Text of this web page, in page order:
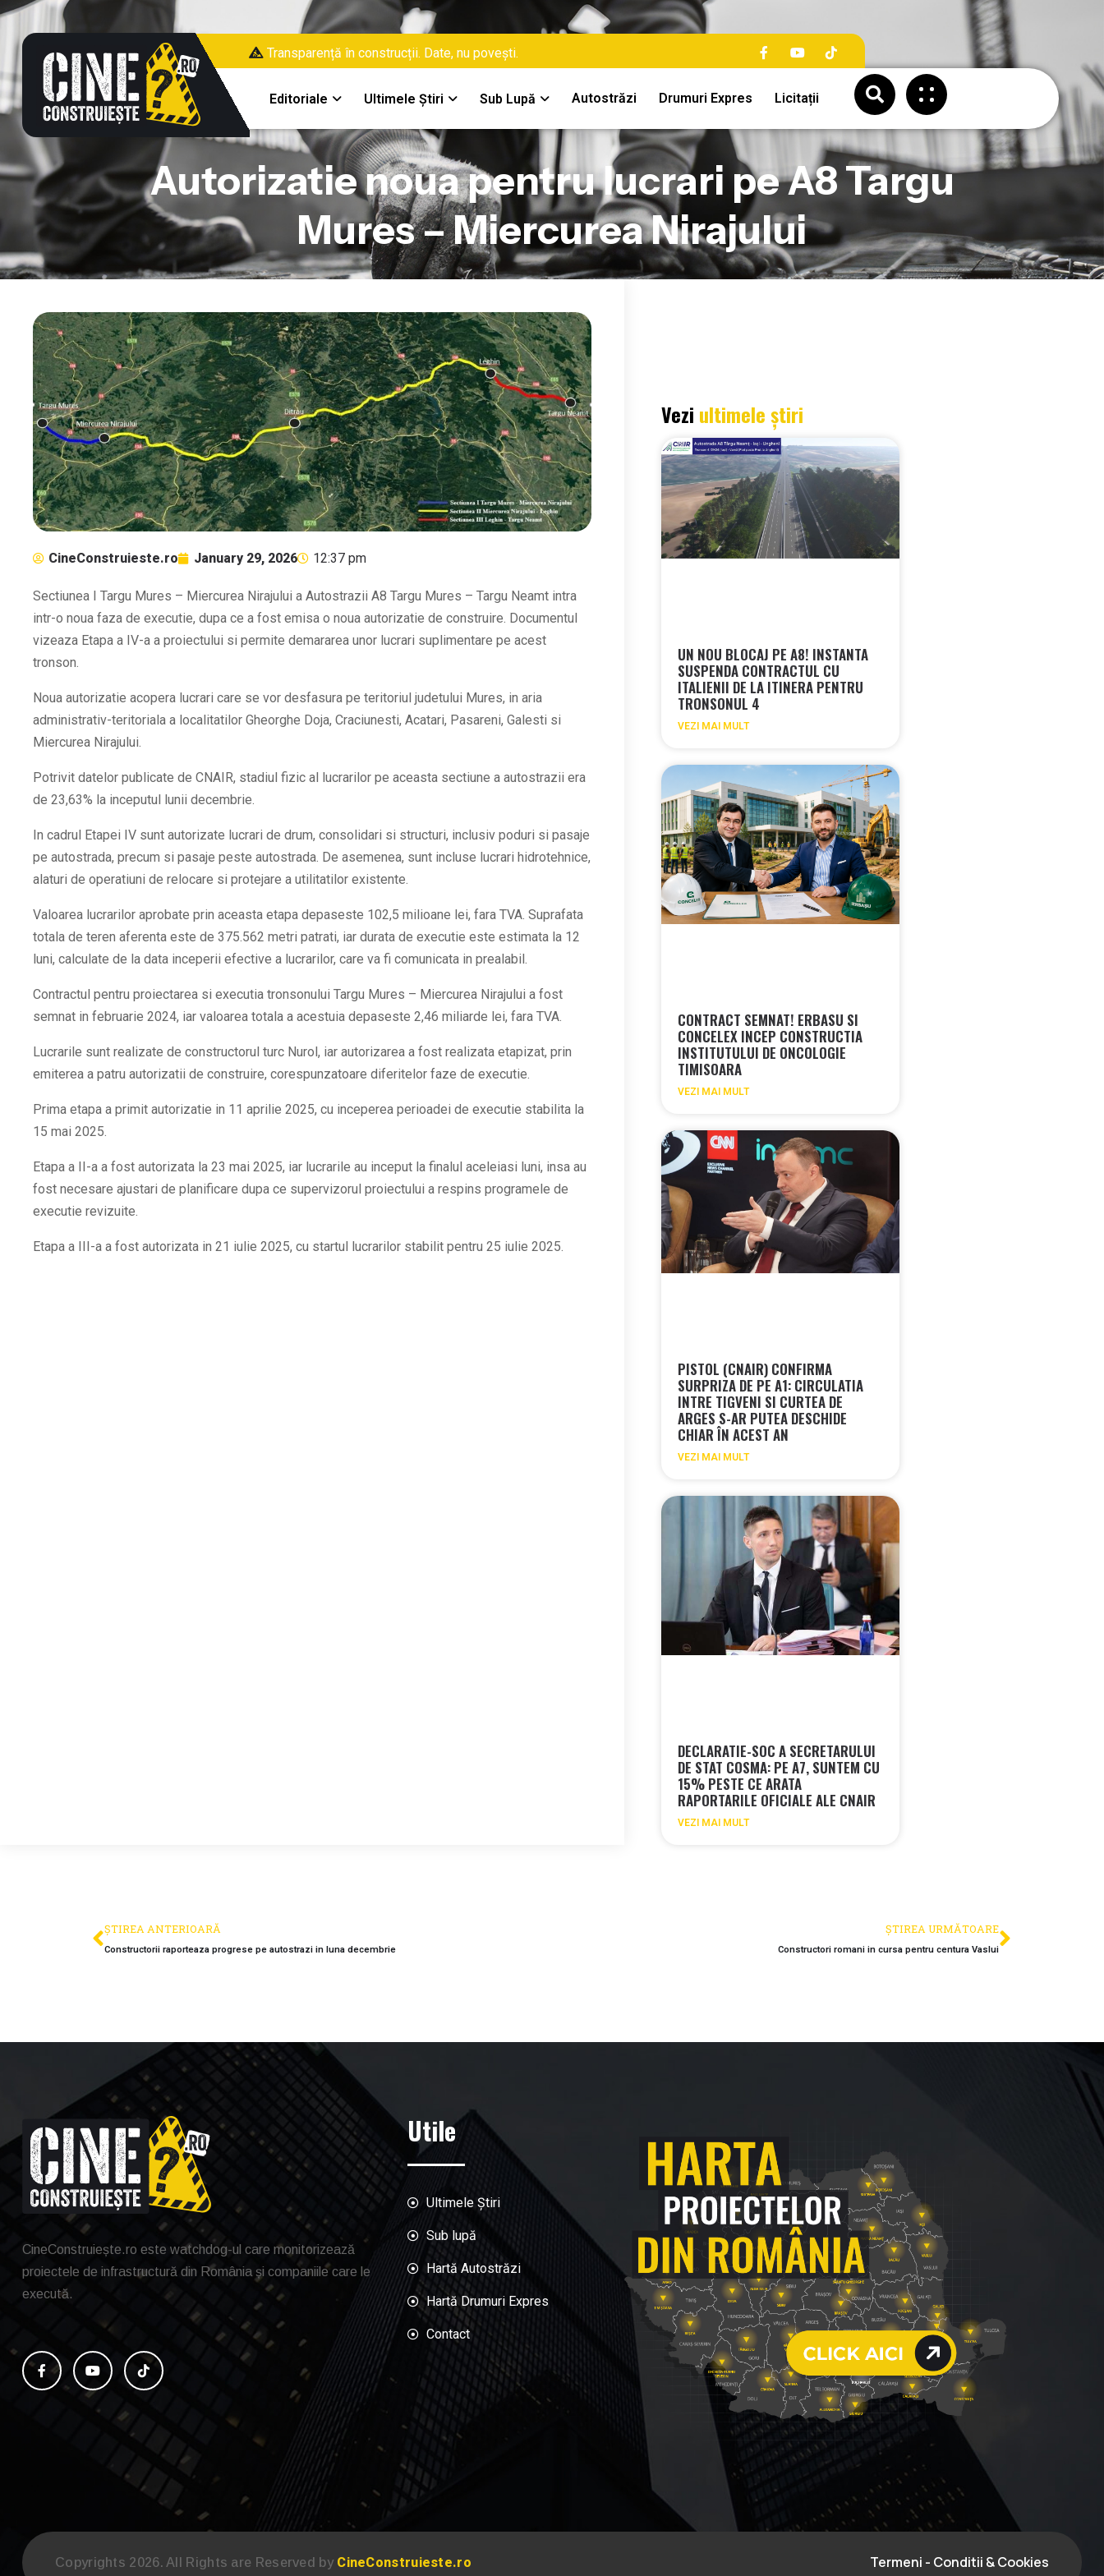
Transparență în construcții. Date, nu povești.
Editoriale Ultimele Știri Sub Lupă Autostrăzi Drumuri Expres Licitații
Autorizatie noua pentru lucrari pe A8 Targu
Mures – Miercurea Nirajului
CineConstruieste.ro January 29, 2026 12:37 pm
Sectiunea I Targu Mures – Miercurea Nirajului a Autostrazii A8 Targu Mures – Targu Neamt intra
intr-o noua faza de executie, dupa ce a fost emisa o noua autorizatie de construire. Documentul
vizeaza Etapa a IV-a a proiectului si permite demararea unor lucrari suplimentare pe acest
tronson.
Noua autorizatie acopera lucrari care se vor desfasura pe teritoriul judetului Mures, in aria
administrativ-teritoriala a localitatilor Gheorghe Doja, Craciunesti, Acatari, Pasareni, Galesti si
Miercurea Nirajului.
Potrivit datelor publicate de CNAIR, stadiul fizic al lucrarilor pe aceasta sectiune a autostrazii era
de 23,63% la inceputul lunii decembrie.
In cadrul Etapei IV sunt autorizate lucrari de drum, consolidari si structuri, inclusiv poduri si pasaje
pe autostrada, precum si pasaje peste autostrada. De asemenea, sunt incluse lucrari hidrotehnice,
alaturi de operatiuni de relocare si protejare a utilitatilor existente.
Valoarea lucrarilor aprobate prin aceasta etapa depaseste 102,5 milioane lei, fara TVA. Suprafata
totala de teren aferenta este de 375.562 metri patrati, iar durata de executie este estimata la 12
luni, calculate de la data inceperii efective a lucrarilor, care va fi comunicata in prealabil.
Contractul pentru proiectarea si executia tronsonului Targu Mures – Miercurea Nirajului a fost
semnat in februarie 2024, iar valoarea totala a acestuia depaseste 2,46 miliarde lei, fara TVA.
Lucrarile sunt realizate de constructorul turc Nurol, iar autorizarea a fost realizata etapizat, prin
emiterea a patru autorizatii de construire, corespunzatoare diferitelor faze de executie.
Prima etapa a primit autorizatie in 11 aprilie 2025, cu inceperea perioadei de executie stabilita la
15 mai 2025.
Etapa a II-a a fost autorizata la 23 mai 2025, iar lucrarile au inceput la finalul aceleiasi luni, insa au
fost necesare ajustari de planificare dupa ce supervizorul proiectului a respins programele de
executie revizuite.
Etapa a III-a a fost autorizata in 21 iulie 2025, cu startul lucrarilor stabilit pentru 25 iulie 2025.
Vezi ultimele știri
UN NOU BLOCAJ PE A8! INSTANTA
SUSPENDA CONTRACTUL CU
ITALIENII DE LA ITINERA PENTRU
TRONSONUL 4
VEZI MAI MULT
CONTRACT SEMNAT! ERBASU SI
CONCELEX INCEP CONSTRUCTIA
INSTITUTULUI DE ONCOLOGIE
TIMISOARA
VEZI MAI MULT
PISTOL (CNAIR) CONFIRMA
SURPRIZA DE PE A1: CIRCULATIA
INTRE TIGVENI SI CURTEA DE
ARGES S-AR PUTEA DESCHIDE
CHIAR ÎN ACEST AN
VEZI MAI MULT
DECLARATIE-SOC A SECRETARULUI
DE STAT COSMA: PE A7, SUNTEM CU
15% PESTE CE ARATA
RAPORTARILE OFICIALE ALE CNAIR
VEZI MAI MULT
ȘTIREA ANTERIOARĂ
Constructorii raporteaza progrese pe autostrazi in luna decembrie
ȘTIREA URMĂTOARE
Constructori romani in cursa pentru centura Vaslui
CineConstruiește.ro este watchdog-ul care monitorizează
proiectele de infrastructură din România și companiile care le
execută.
Utile
Ultimele Știri
Sub lupă
Hartă Autostrăzi
Hartă Drumuri Expres
Contact
Copyrights 2026. All Rights are Reserved by CineConstruieste.ro Termeni - Conditii & Cookies